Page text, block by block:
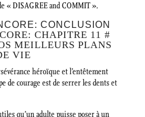
« DISAGREE and COMMIT ».
CONCLUSION
CHAPITRE 11 #
MEILLEURS PLANS
VIE
héroïque et l’entêtement
de courage est de serrer les dents et
qu’un adulte puisse poser à un